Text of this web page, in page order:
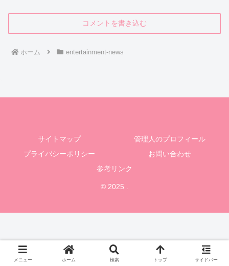
コメントを書き込む
ホーム entertainment-news
サイトマップ
管理人のプロフィール
プライバシーポリシー
お問い合わせ
参考リンク
© 2025 .
メニュー ホーム 検索 トップ サイドバー